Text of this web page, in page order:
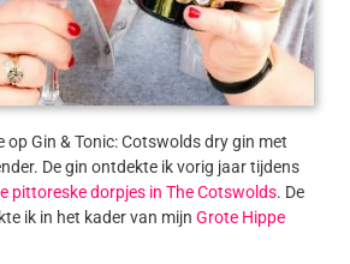
op Gin & Tonic: Cotswolds dry gin met
De gin ontdekte ik vorig jaar tijdens
pittoreske dorpjes in The Cotswolds. De
ik in het kader van mijn Grote Hippe